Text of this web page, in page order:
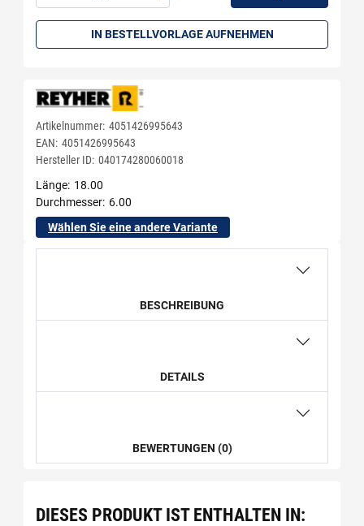
IN BESTELLVORLAGE AUFNEHMEN
Artikelnummer: 4051426995643
EAN: 4051426995643
Hersteller ID: 040174280060018
Länge 18.00
Durchmesser 6.00
Wählen Sie eine andere Variante
BESCHREIBUNG
DETAILS
BEWERTUNGEN (0)
DIESES PRODUKT IST ENTHALTEN IN: